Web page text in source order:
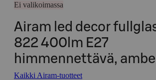
Ei valikoimassa
Airam led decor
822 400lm E27
himmennettävä,
Kaikki Airam-tuotteet